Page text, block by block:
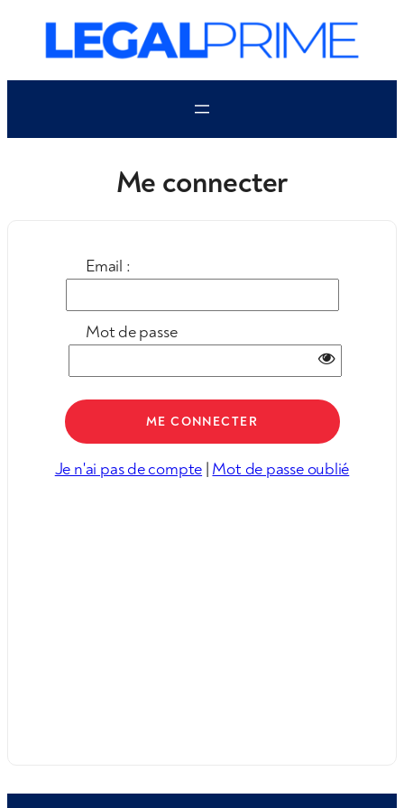
contenu
Me connecter
Email :
Mot de passe
Je n'ai pas de compte | Mot de passe oublié